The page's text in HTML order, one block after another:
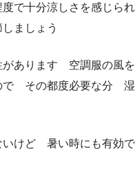
で十分涼しさを感じられ
ましょう
があります 空調服の風を
で その都度必要な分 湿
けど 暑い時にも有効で